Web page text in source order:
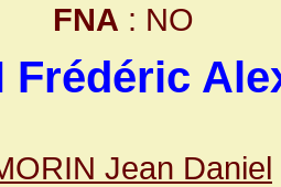
FNA : NO
Frédéric
Jean Daniel